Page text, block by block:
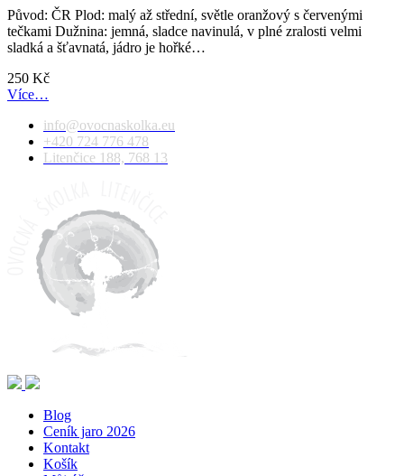
Původ: ČR Plod: malý až střední, světle oranžový s červenými
tečkami Dužnina: jemná, sladce navinulá, v plné zralosti velmi
sladká a šťavnatá, jádro je hořké…
250 Kč
Více…
info@ovocnaskolka.eu
+420 724 776 478
Litenčice 188, 768 13
Blog
Ceník jaro 2026
Kontakt
Košík